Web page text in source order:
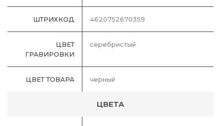
ШТРИХКОД 4620752670359
ЦВЕТ
ГРАВИРОВКИ
серебристый
ЦВЕТ ТОВАРА черный
ЦВЕТА